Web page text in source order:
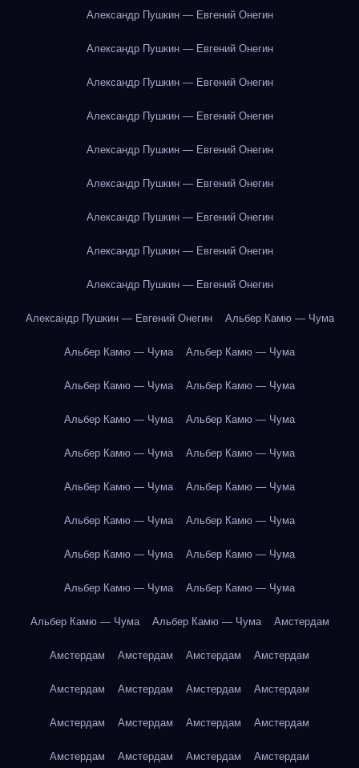
Александр Пушкин — Евгений Онегин
Александр Пушкин — Евгений Онегин
Александр Пушкин — Евгений Онегин
Александр Пушкин — Евгений Онегин
Александр Пушкин — Евгений Онегин
Александр Пушкин — Евгений Онегин
Александр Пушкин — Евгений Онегин
Александр Пушкин — Евгений Онегин
Александр Пушкин — Евгений Онегин
Александр Пушкин — Евгений Онегин Альбер Камю — Чума
Альбер Камю — Чума Альбер Камю — Чума
Альбер Камю — Чума Альбер Камю — Чума
Альбер Камю — Чума Альбер Камю — Чума
Альбер Камю — Чума Альбер Камю — Чума
Альбер Камю — Чума Альбер Камю — Чума
Альбер Камю — Чума Альбер Камю — Чума
Альбер Камю — Чума Альбер Камю — Чума
Альбер Камю — Чума Альбер Камю — Чума
Альбер Камю — Чума Альбер Камю — Чума Амстердам
Амстердам Амстердам Амстердам Амстердам
Амстердам Амстердам Амстердам Амстердам
Амстердам Амстердам Амстердам Амстердам
Амстердам Амстердам Амстердам Амстердам